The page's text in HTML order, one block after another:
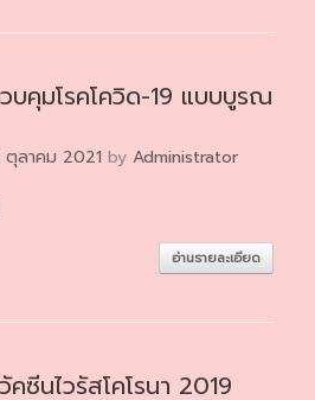
บคุมโรคโควิด-19 แบบบูรณ
ตุลาคม 2021 by Administrator
อ่านรายละเอียด
คซีนไวรัสโคโรนา 2019